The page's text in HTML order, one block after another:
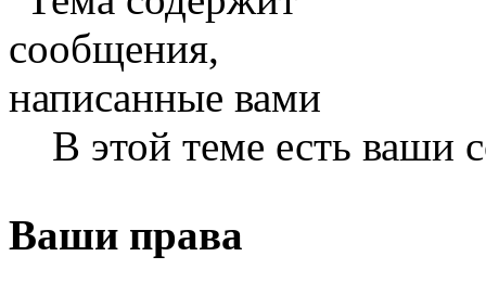
В этой теме есть ваши
Ваши права